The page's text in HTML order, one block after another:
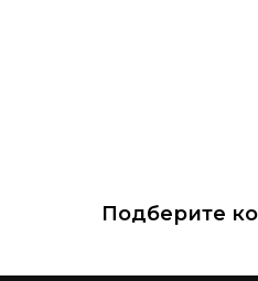
Подберите